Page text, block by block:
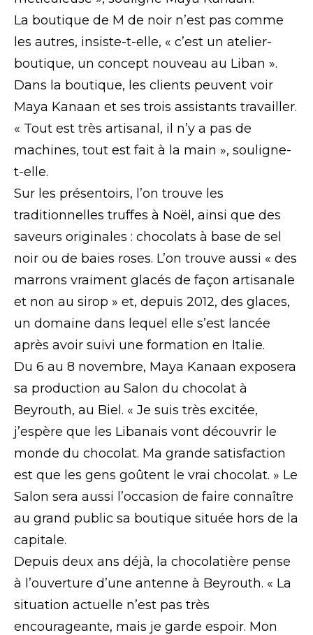
La boutique de M de noir n’est pas comme
les autres, insiste-t-elle, « c’est un atelier-
boutique, un concept nouveau au Liban ».
Dans la boutique, les clients peuvent voir
Maya Kanaan et ses trois assistants travailler.
« Tout est très artisanal, il n’y a pas de
machines, tout est fait à la main », souligne-
t-elle.
Sur les présentoirs, l’on trouve les
traditionnelles truffes à Noël, ainsi que des
saveurs originales : chocolats à base de sel
noir ou de baies roses. L’on trouve aussi « des
marrons vraiment glacés de façon artisanale
et non au sirop » et, depuis 2012, des glaces,
un domaine dans lequel elle s’est lancée
après avoir suivi une formation en Italie.
Du 6 au 8 novembre, Maya Kanaan exposera
sa production au Salon du chocolat à
Beyrouth, au Biel. « Je suis très excitée,
j’espère que les Libanais vont découvrir le
monde du chocolat. Ma grande satisfaction
est que les gens goûtent le vrai chocolat. » Le
Salon sera aussi l’occasion de faire connaître
au grand public sa boutique située hors de la
capitale.
Depuis deux ans déjà, la chocolatière pense
à l’ouverture d’une antenne à Beyrouth. « La
situation actuelle n’est pas très
encourageante, mais je garde espoir. Mon